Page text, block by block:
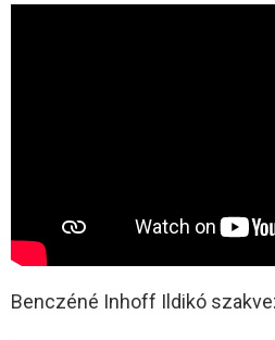
Benczéné Inhoff Ildikó